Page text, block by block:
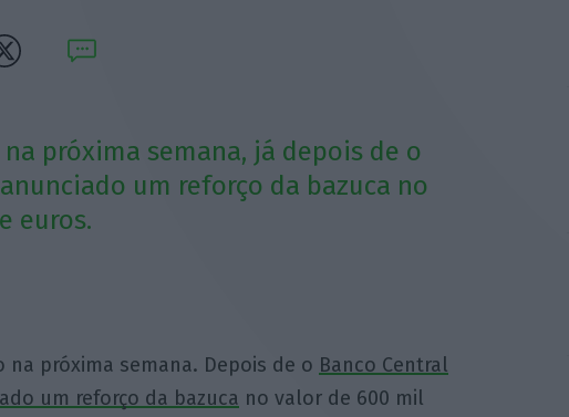
próxima semana, já depois de o
um reforço da bazuca no
euros.
próxima semana. Depois de o Banco Central
um reforço da bazuca no valor de 600 mil